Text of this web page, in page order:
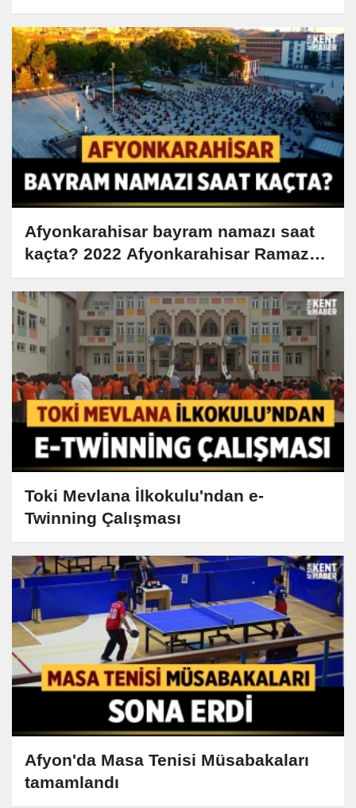
Afyonkarahisar bayram namazı saat
kaçta? 2022 Afyonkarahisar Ramazan
Bayramı namazı saati
Toki Mevlana İlkokulu'ndan e-
Twinning Çalışması
Afyon'da Masa Tenisi Müsabakaları
tamamlandı